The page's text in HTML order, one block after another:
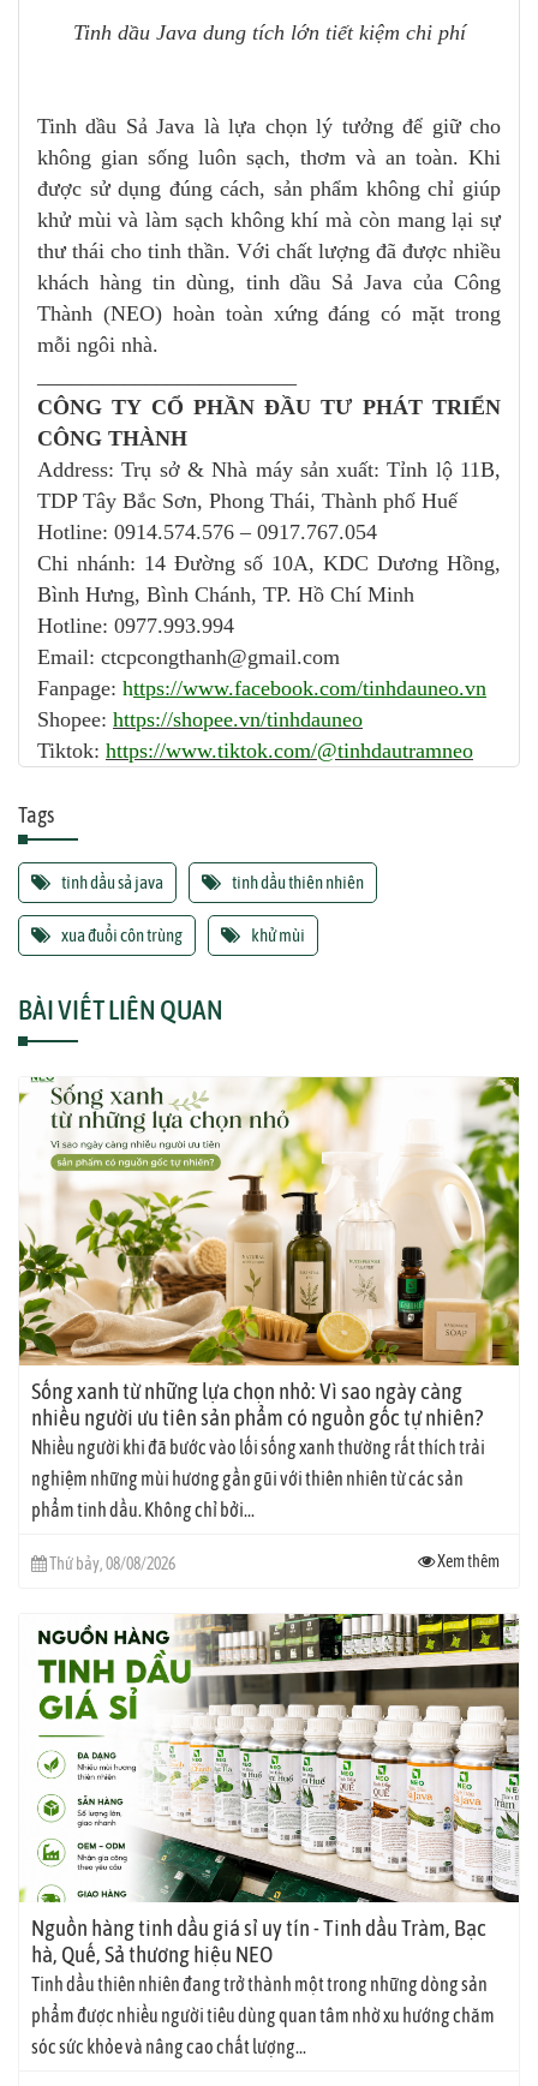
Tinh dầu Java dung tích lớn tiết kiệm chi phí
Tinh dầu Sả Java là lựa chọn lý tưởng để giữ cho
không gian sống luôn sạch, thơm và an toàn. Khi
được sử dụng đúng cách, sản phẩm không chỉ giúp
khử mùi và làm sạch không khí mà còn mang lại sự
thư thái cho tinh thần. Với chất lượng đã được nhiều
khách hàng tin dùng, tinh dầu Sả Java của Công
Thành (NEO) hoàn toàn xứng đáng có mặt trong
mỗi ngôi nhà.
CÔNG TY CỔ PHẦN ĐẦU TƯ PHÁT TRIỂN
CÔNG THÀNH
Address: Trụ sở & Nhà máy sản xuất: Tỉnh lộ 11B,
TDP Tây Bắc Sơn, Phong Thái, Thành phố Huế
Hotline: 0914.574.576 – 0917.767.054
Chi nhánh: 14 Đường số 10A, KDC Dương Hồng,
Bình Hưng, Bình Chánh, TP. Hồ Chí Minh
Hotline: 0977.993.994
Email: ctcpcongthanh@gmail.com
Fanpage: https://www.facebook.com/tinhdauneo.vn
Shopee: https://shopee.vn/tinhdauneo
Tiktok: https://www.tiktok.com/@tinhdautramneo
Tags
tinh dầu sả java tinh dầu thiên nhiên
xua đuổi côn trùng khử mùi
BÀI VIẾT LIÊN QUAN
Sống xanh từ những lựa chọn nhỏ: Vì sao ngày càng
nhiều người ưu tiên sản phẩm có nguồn gốc tự nhiên?
Nhiều người khi đã bước vào lối sống xanh thường rất thích trải
nghiệm những mùi hương gần gũi với thiên nhiên từ các sản
phẩm tinh dầu. Không chỉ bởi...
Thứ bảy, 08/08/2026 Xem thêm
Nguồn hàng tinh dầu giá sỉ uy tín - Tinh dầu Tràm, Bạc
hà, Quế, Sả thương hiệu NEO
Tinh dầu thiên nhiên đang trở thành một trong những dòng sản
phẩm được nhiều người tiêu dùng quan tâm nhờ xu hướng chăm
sóc sức khỏe và nâng cao chất lượng...